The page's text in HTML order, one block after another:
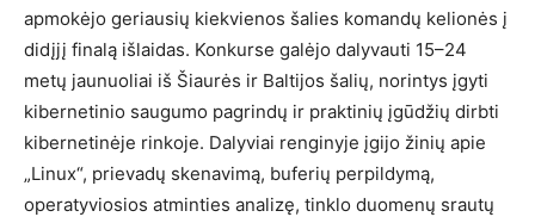
apmokėjo geriausių kiekvienos šalies komandų kelionės į
didįjį finalą išlaidas. Konkurse galėjo dalyvauti 15–24
metų jaunuoliai iš Šiaurės ir Baltijos šalių, norintys įgyti
kibernetinio saugumo pagrindų ir praktinių įgūdžių dirbti
kibernetinėje rinkoje. Dalyviai renginyje įgijo žinių apie
„Linux“, prievadų skenavimą, buferių perpildymą,
operatyviosios atminties analizę, tinklo duomenų srautų